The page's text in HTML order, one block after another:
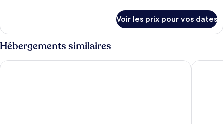
le
type
de
Chambre
Voir les prix pour vos dates
Hébergements similaires
Hotel Domino Hotel